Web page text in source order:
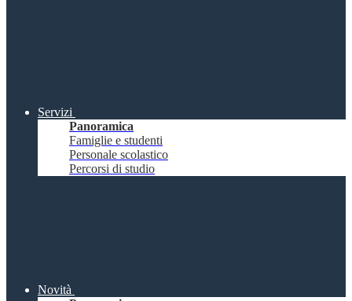
Servizi
Panoramica
Famiglie e studenti
Personale scolastico
Percorsi di studio
Novità